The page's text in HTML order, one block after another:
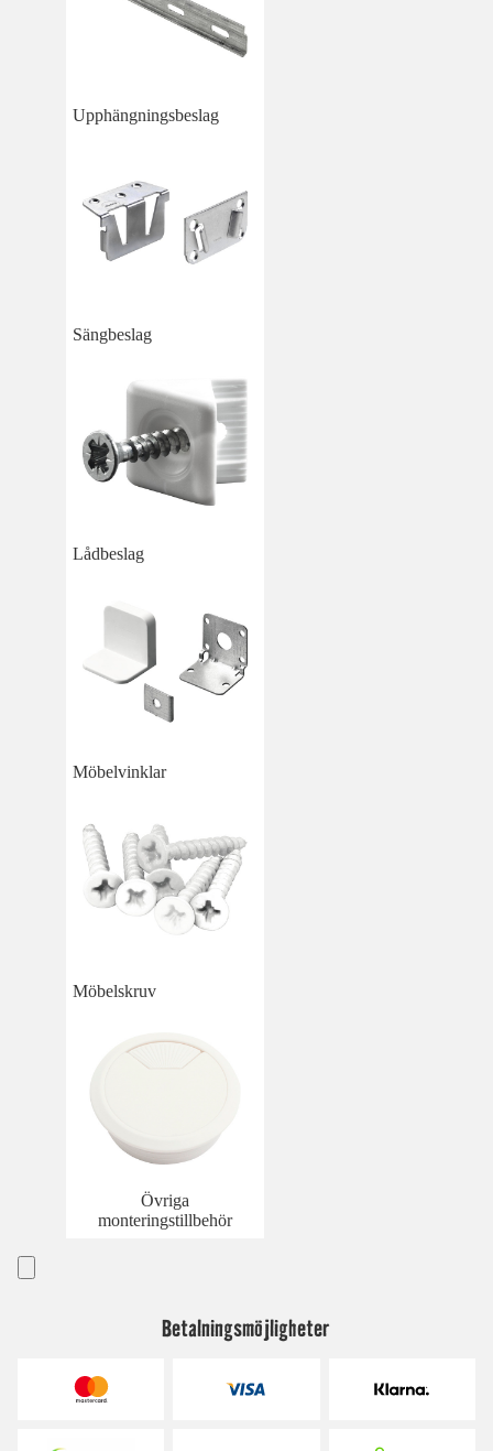
Upphängningsbeslag
Sängbeslag
Lådbeslag
Möbelvinklar
Möbelskruv
Övriga
monteringstillbehör
Betalningsmöjligheter